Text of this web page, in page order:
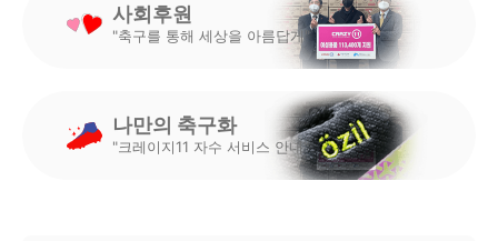
사회후원
"축구를 통해 세상을 아름답게"
나만의 축구화
"크레이지11 자수 서비스 안내"